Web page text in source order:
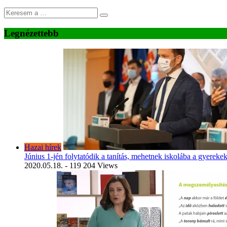
Legnézettebb
Hazai hírek
Június 1-jén folytatódik a tanítás, mehetnek iskolába a gyerekek
2020.05.18. - 119 204 Views